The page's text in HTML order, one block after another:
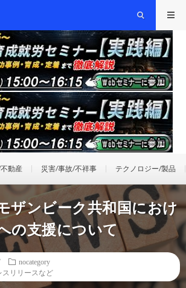
動産 災害/事故/不祥事 テクノロジー/製品
ザンビーク共和国におけ
の支援について
nocategory
スリリースなど